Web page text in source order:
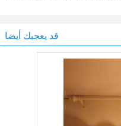
قد يعجبك أيضا